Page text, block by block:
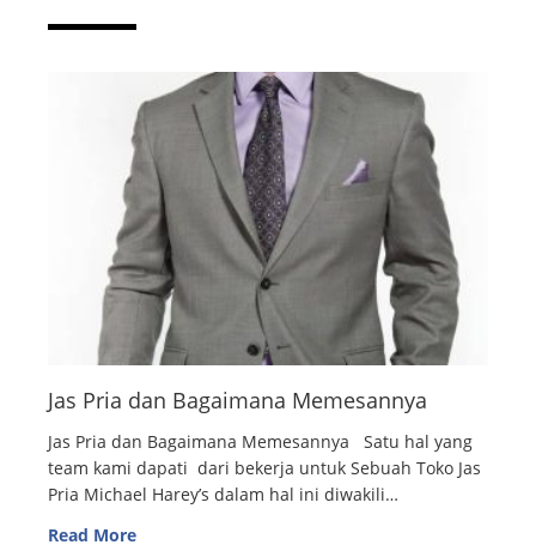
Jas Pria dan Bagaimana Memesannya
Jas Pria dan Bagaimana Memesannya Satu hal yang
team kami dapati dari bekerja untuk Sebuah Toko Jas
Pria Michael Harey’s dalam hal ini diwakili…
Read More